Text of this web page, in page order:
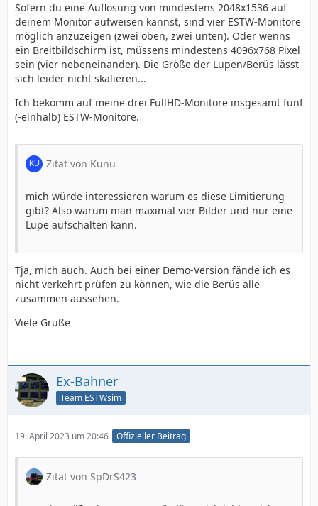
Sofern du eine Auflösung von mindestens 2048x1536 auf
deinem Monitor aufweisen kannst, sind vier ESTW-Monitore
möglich anzuzeigen (zwei oben, zwei unten). Oder wenns
ein Breitbildschirm ist, müssens mindestens 4096x768 Pixel
sein (vier nebeneinander). Die Größe der Lupen/Berüs lässt
sich leider nicht skalieren...
Ich bekomm auf meine drei FullHD-Monitore insgesamt fünf
(-einhalb) ESTW-Monitore.
Zitat von Kunu
mich würde interessieren warum es diese Limitierung
gibt? Also warum man maximal vier Bilder und nur eine
Lupe aufschalten kann.
Tja, mich auch. Auch bei einer Demo-Version fände ich es
nicht verkehrt prüfen zu können, wie die Berüs alle
zusammen aussehen.
Viele Grüße
Ex-Bahner
Team ESTWsim
19. April 2023 um 20:46 Offizieller Beitrag
Zitat von SpDrS423